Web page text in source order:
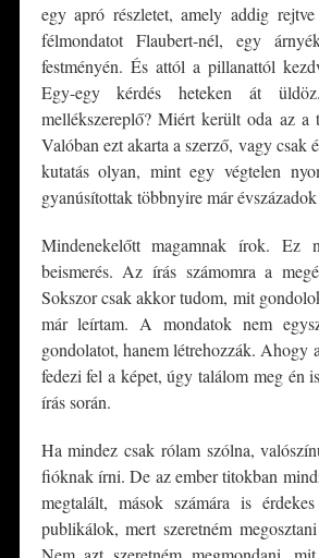
egy apró részletet, amely addig
félmondatot Flaubert-nél, egy
festményén. És attól a pillanattól
Egy-egy kérdés heteken át
mellékszereplő? Miért került oda az a
Valóban ezt akarta a szerző, vagy csak
kutatás olyan, mint egy végtelen
gyanúsítottak többnyire már
Mindenekelőtt magamnak írok. Ez
beismerés. Az írás számomra a
Sokszor csak akkor tudom, mit
már leírtam. A mondatok nem
gondolatot, hanem létrehozzák. Ahogy
fedezi fel a képet, úgy találom meg én
írás során.
Ha mindez csak rólam szólna,
fióknak írni. De az ember titokban
megtalált, mások számára is
publikálok, mert szeretném